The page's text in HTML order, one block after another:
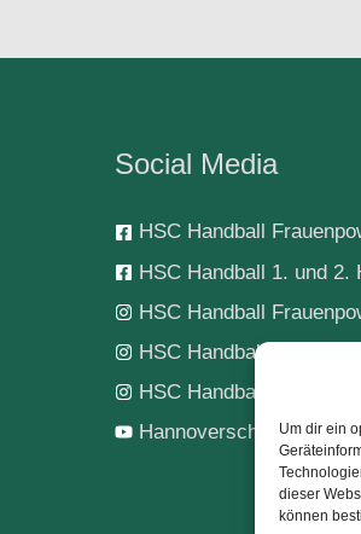
Um dir ein
dieser
können
Social Media
HSC Handball
HSC Handball 1. und 2.
HSC Handball
HSC Handball 1. Herren
HSC Handball-Jugend
Hannoverscher SC